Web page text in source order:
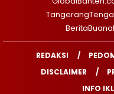
REDAKSI
DISCLAIMER
INFO